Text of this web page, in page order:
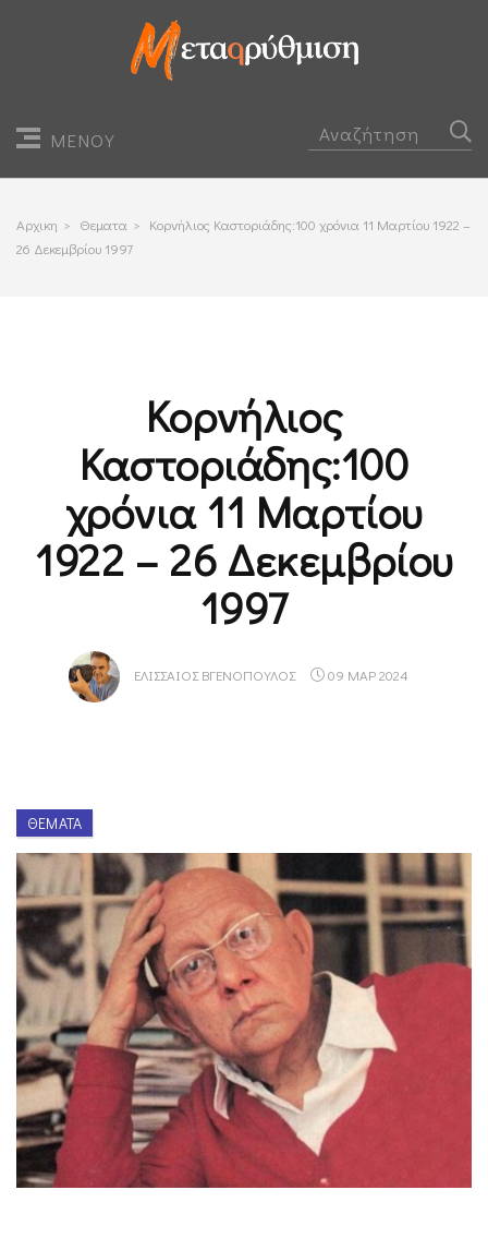
ΜΕΝΟΥ
Αρχικη > Θεματα > Κορνήλιος Καστοριάδης:100 χρόνια 11 Μαρτίου 1922 –
26 Δεκεμβρίου 1997
Κορνήλιος
Καστοριάδης:100
χρόνια 11 Μαρτίου
1922 – 26 Δεκεμβρίου
1997
ΕΛΙΣΣΑΊΟΣ ΒΓΕΝΌΠΟΥΛΟΣ 09 ΜΑΡ 2024
ΘΈΜΑΤΑ